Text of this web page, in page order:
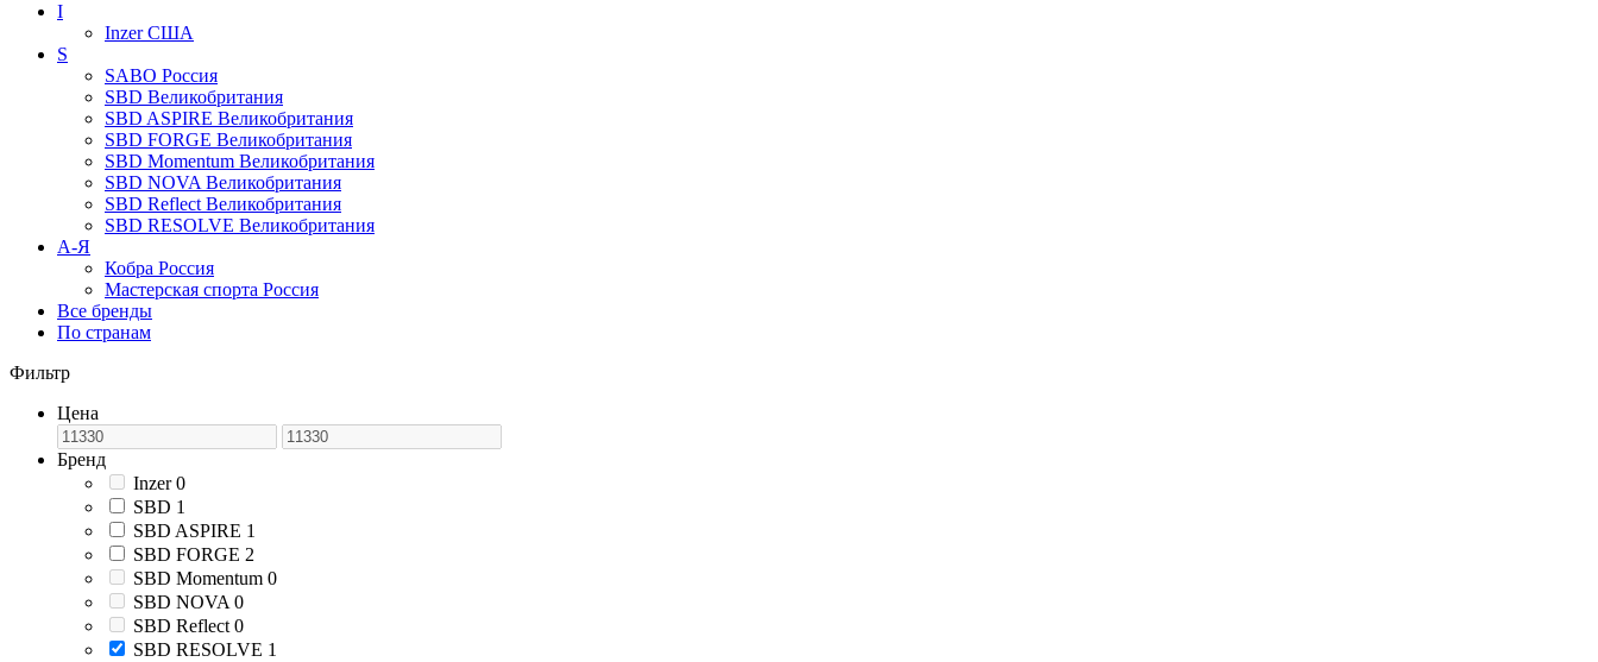
I
InzerСША
S
SABO Россия
SBD Великобритания
SBD ASPIRE Великобритания
SBD FORGE Великобритания
SBD Momentum Великобритания
SBD NOVA Великобритания
SBD Reflect Великобритания
SBD RESOLVE Великобритания
А-Я
Кобра Россия
Мастерская спорта Россия
Все бренды
По странам
Фильтр
Цена
Бренд
Inzer 0
SBD 1
SBD ASPIRE 1
SBD FORGE 2
SBD Momentum 0
SBD NOVA 0
SBD Reflect 0
SBD RESOLVE 1